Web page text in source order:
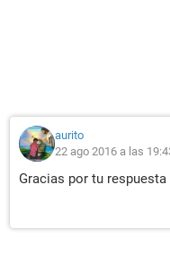
aurito
22 ago 2016 a las
Gracias por tu respuesta